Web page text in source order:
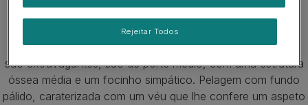
uma cabeça redonda e olhos grandes e expressivos
esverdeados. As características dos Mist Australianos não
são extravagantes, são de porte médio, com uma estrutura
óssea média e um focinho simpático. Pelagem com fundo
pálido, caraterizada com um véu que lhe confere um aspeto
Rejeitar Todos